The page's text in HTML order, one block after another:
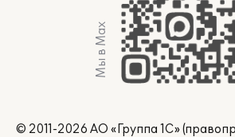
Мы в Max
© 2011-2026 АО «Группа 1С»